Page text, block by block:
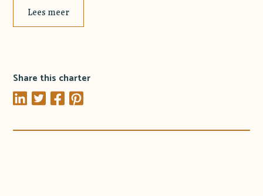
Lees meer
Share this charter